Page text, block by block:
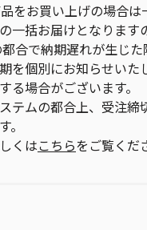
をお買い上げの場合
一括お届けとなります
合で納期遅れが生じ
を個別にお知らせいた
る場合がございます。
テムの都合上、受注締
。
くはこちらをご覧くだ